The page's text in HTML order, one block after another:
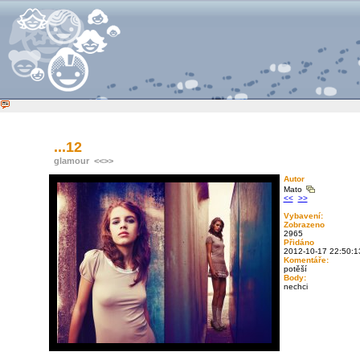
...12
glamour <<>>
Autor
Mato
<< >>
Vybavení:
Zobrazeno
2965
Přidáno
2012-10-17
Komentáře:
potěší
Body:
nechci